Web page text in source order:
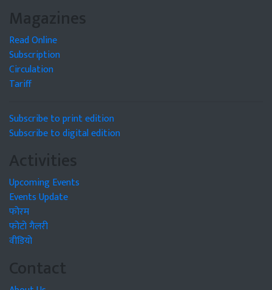
Magazines
Read Online
Subscription
Circulation
Tariff
Subscribe to print edition
Subscribe to digital edition
Activities
Upcoming Events
Events Update
फोरम
फोटो गैलरी
वीडियो
Contact